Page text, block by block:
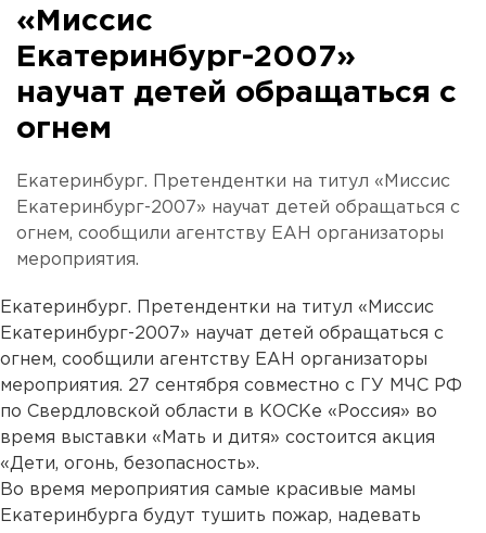
«Миссис
Екатеринбург-2007»
научат детей обращаться с
огнем
Екатеринбург. Претендентки на титул «Миссис
Екатеринбург-2007» научат детей обращаться с
огнем, сообщили агентству ЕАН организаторы
мероприятия.
Екатеринбург. Претендентки на титул «Миссис
Екатеринбург-2007» научат детей обращаться с
огнем, сообщили агентству ЕАН организаторы
мероприятия. 27 сентября совместно с ГУ МЧС РФ
по Свердловской области в КОСКе «Россия» во
время выставки «Мать и дитя» состоится акция
«Дети, огонь, безопасность».
Во время мероприятия самые красивые мамы
Екатеринбурга будут тушить пожар, надевать